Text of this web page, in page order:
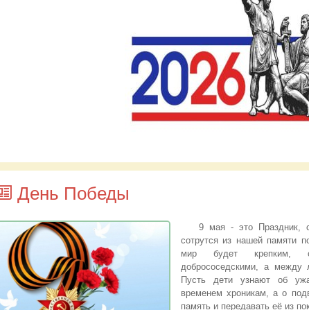
День Победы
9 мая - это Праздник,
сотрутся из нашей памяти
мир будет крепким,
добрососедскими, а между
Пусть дети узнают об
временем хроникам, а о
память и передавать её из